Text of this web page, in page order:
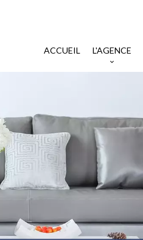
ACCUEIL L'AGENCE